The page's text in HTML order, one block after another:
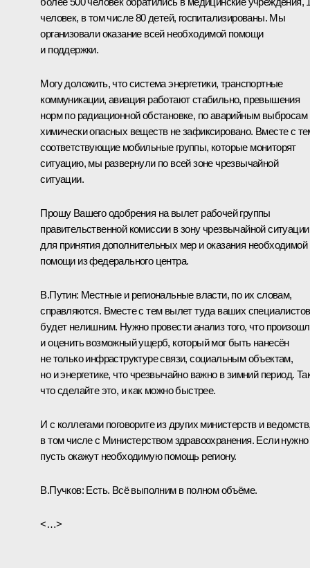
человек, в том числе 80 детей, госпитализированы. Мы
организовали оказание всей необходимой помощи
и поддержки.
Могу доложить, что система энергетики, транспортные
коммуникации, авиация работают стабильно, превышения
норм по радиационной обстановке, по аварийным выбросам
химически опасных веществ не зафиксировано. Вместе с
соответствующие мобильные группы, которые мониторят
ситуацию, мы развернули по всей зоне чрезвычайной
ситуации.
Прошу Вашего одобрения на вылет рабочей группы
правительственной комиссии в зону чрезвычайной ситуации
для принятия дополнительных мер и оказания необходимой
помощи из федерального центра.
В.Путин: Местные и региональные власти, по их словам,
справляются. Вместе с тем вылет туда ваших специалистов
будет нелишним. Нужно провести анализ того, что
и оценить возможный ущерб, который мог быть нанесён
не только инфраструктуре связи, социальным объектам,
но и энергетике, что чрезвычайно важно в зимний период.
что сделайте это, и как можно быстрее.
И с коллегами поговорите из других министерств и
в том числе с Министерством здравоохранения. Если нужно
пусть окажут необходимую помощь региону.
В.Пучков: Есть. Всё выполним в полном объёме.
<…>